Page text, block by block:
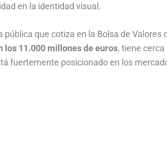
en la identidad visual.
que cotiza en la Bolsa de Valores
los 11.000 millones de euros, tiene
fuertemente posicionado en los